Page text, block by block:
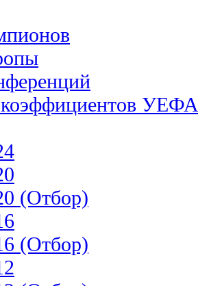
коэффициентов УЕФА
(Отбор)
(Отбор)